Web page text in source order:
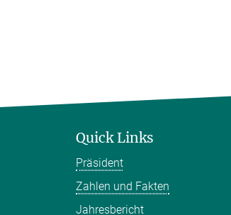
Quick Links
Präsident
Zahlen und Fakten
Jahresbericht